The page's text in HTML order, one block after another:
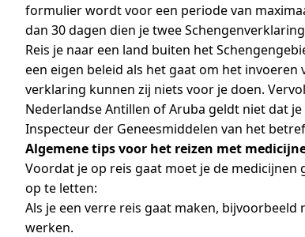
formulier wordt voor een periode van
dan 30 dagen dien je twee
Reis je naar een land buiten het
een eigen beleid als het gaat om het
verklaring kunnen zij niets voor je doen.
Nederlandse Antillen of Aruba geldt niet dat
Inspecteur der Geneesmiddelen van het
Algemene tips voor het reizen met
Voordat je op reis gaat moet je de
op te letten:
Als je een verre reis gaat maken,
werken.